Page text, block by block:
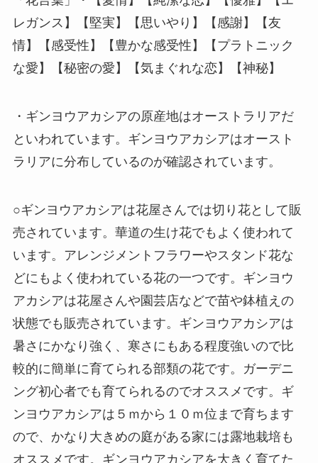
レガンス】【堅実】【思いやり】【感謝】【友
情】【感受性】【豊かな感受性】【プラトニック
な愛】【秘密の愛】【気まぐれな恋】【神秘】
・ギンヨウアカシアの原産地はオーストラリアだ
といわれています。ギンヨウアカシアはオースト
ラリアに分布しているのが確認されています。
○ギンヨウアカシアは花屋さんでは切り花として販
売されています。華道の生け花でもよく使われて
います。アレンジメントフラワーやスタンド花な
どにもよく使われている花の一つです。ギンヨウ
アカシアは花屋さんや園芸店などで苗や鉢植えの
状態でも販売されています。ギンヨウアカシアは
暑さにかなり強く、寒さにもある程度強いので比
較的に簡単に育てられる部類の花です。ガーデニ
ング初心者でも育てられるのでオススメです。ギ
ンヨウアカシアは５ｍから１０ｍ位まで育ちます
ので、かなり大きめの庭がある家には露地栽培も
オススメです。ギンヨウアカシアを大きく育てた